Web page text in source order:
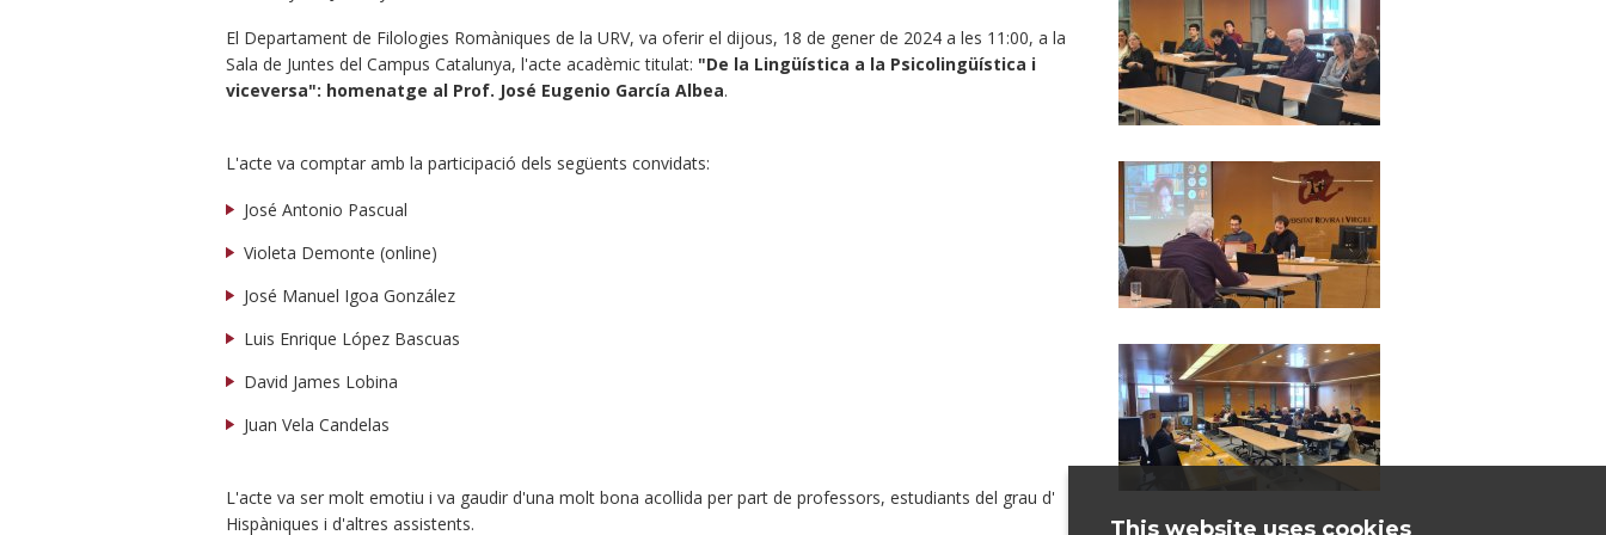
El Departament de Filologies Romàniques de la URV, va oferir el dijous, 18 de gener de 2024 a les 11:00, a la
Sala de Juntes del Campus Catalunya, l'acte acadèmic titulat: "De la Lingüística a la Psicolingüística i
viceversa": homenatge al Prof. José Eugenio García Albea.
L'acte va comptar amb la participació dels següents convidats:
José Antonio Pascual
Violeta Demonte (online)
José Manuel Igoa González
Luis Enrique López Bascuas
David James Lobina
Juan Vela Candelas
L'acte va ser molt emotiu i va gaudir d'una molt bona acollida per part de professors, estudiants del grau d'
Hispàniques i d'altres assistents.
This website uses cookies